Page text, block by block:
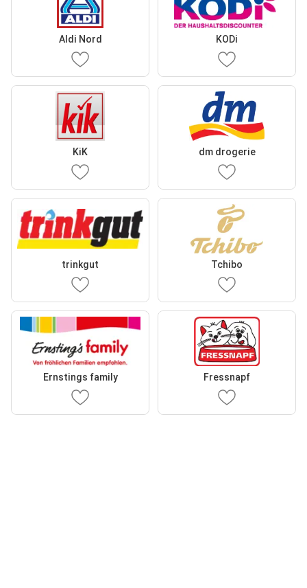
Aldi Nord KODi
KiK dm drogerie
trinkgut Tchibo
Ernstings family Fressnapf